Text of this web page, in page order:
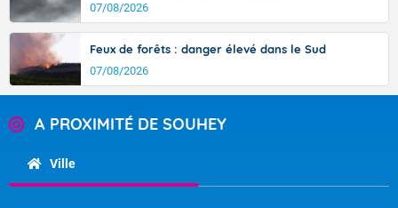
07/08/2026
Feux de forêts : danger élevé dans le Sud
07/08/2026
A PROXIMITÉ DE SOUHEY
Ville